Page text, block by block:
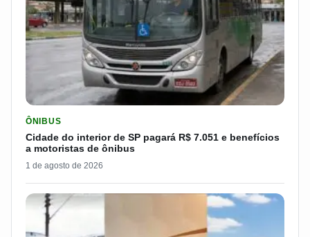
ÔNIBUS
Cidade do interior de SP pagará R$ 7.051 e benefícios
a motoristas de ônibus
1 de agosto de 2026